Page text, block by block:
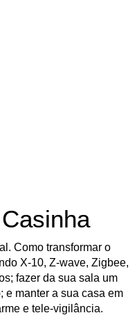
Como transformar o
X-10, Z-wave, Zigbee,
fazer da sua sala um
e manter a sua casa em
e tele-vigilância.